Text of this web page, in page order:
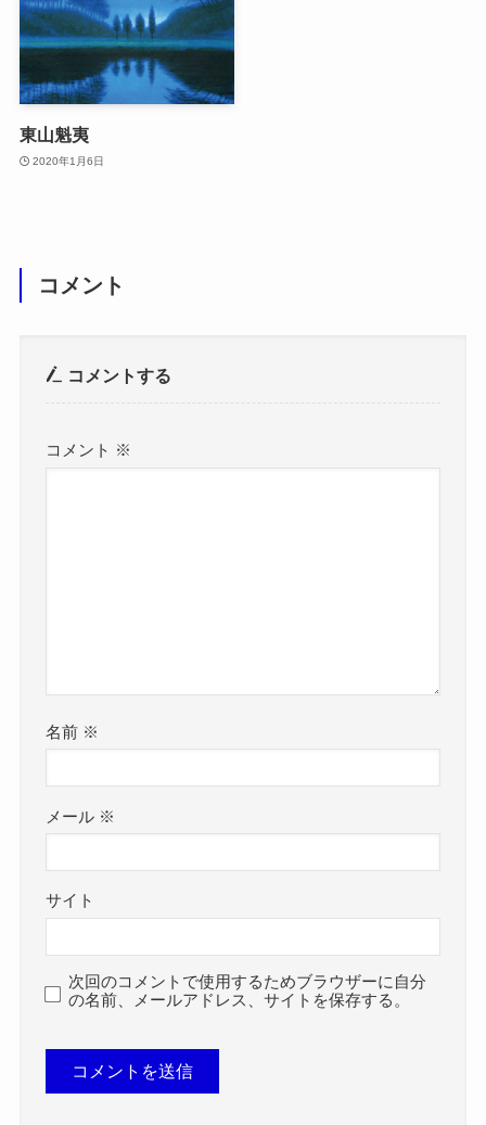
東山魁夷
2020年1月6日
コメント
コメントする
コメント ※
名前 ※
メール ※
サイト
次回のコメントで使用するためブラウザーに自分
の名前、メールアドレス、サイトを保存する。